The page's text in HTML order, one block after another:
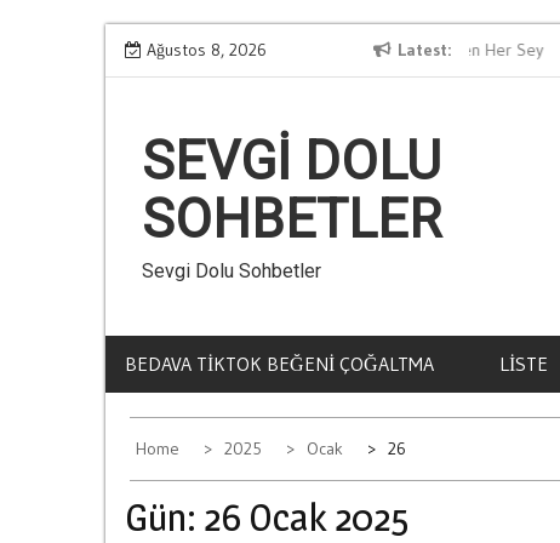
Skip
Ağustos 8, 2026 Latest
Kumar Zararlari Hakkinda Bilmeniz Gereken Her Sey
SEVGI DOLU
SOHBETLER
Sevgi Dolu Sohbetler
BEDAVA TIKTOK BEĞENI ÇOĞALTMA LISTE
Home 2025 Ocak 26
Gün: 26 Ocak 2025